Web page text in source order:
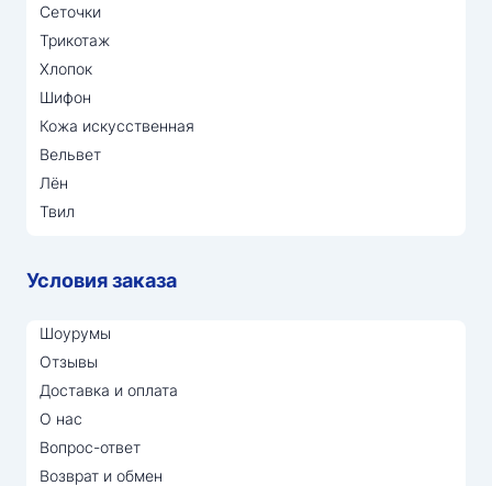
Сеточки
Трикотаж
Хлопок
Шифон
Кожа искусственная
Вельвет
Лён
Твил
Условия заказа
Шоурумы
Отзывы
Доставка и оплата
О нас
Вопрос-ответ
Возврат и обмен